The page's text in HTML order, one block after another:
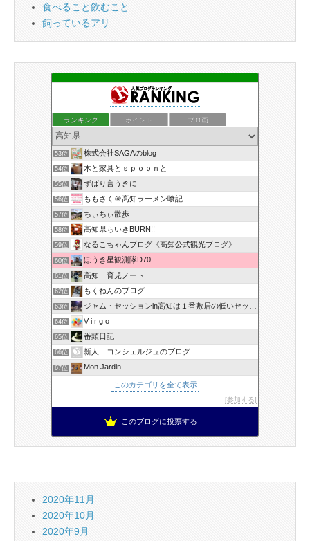
食べること飲むこと
飼っているアリ
ランキング ポイント ブロ画
53位 株式会社SAGAのblog
54位 木と家具とｓｐｏｏｎと
55位 ずばり言うきに
56位 ももさく＠高知ラーメン喰記
57位 ちぃちぃ散歩
58位 高知県ちいきBURN!!
59位 なるこちゃんブログ《高知公式観光ブログ》
60位 ほうき星観測隊D70
61位 高知 育児ノート
62位 もくねんのブログ
63位 ジャム・セッションin高知は１番敷居の低いセッションです！
64位 V i r g o
65位 番頭日記
66位 新人 コンシェルジュのブログ
67位 Mon Jardin
このカテゴリを全て表示
参加する
このブログに投票する
2020年11月
2020年10月
2020年9月